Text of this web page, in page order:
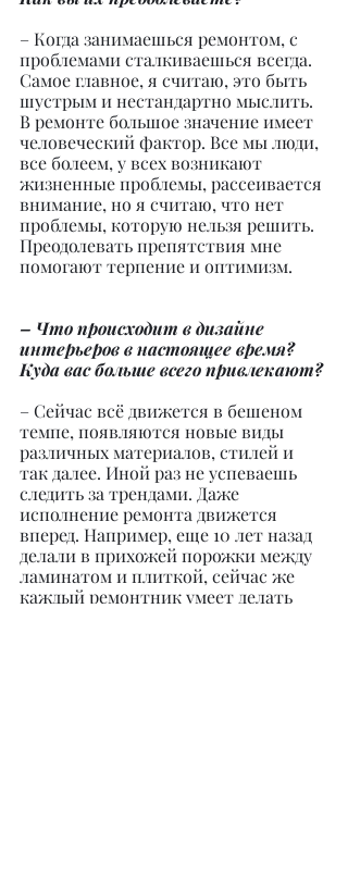
– Когда занимаешься ремонтом, с
проблемами сталкиваешься всегда.
Самое главное, я считаю, это быть
шустрым и нестандартно мыслить.
В ремонте большое значение имеет
человеческий фактор. Все мы люди,
все болеем, у всех возникают
жизненные проблемы, рассеивается
внимание, но я считаю, что нет
проблемы, которую нельзя решить.
Преодолевать препятствия мне
помогают терпение и оптимизм.
– Что происходит в дизайне
интерьеров в настоящее время?
Куда вас больше всего привлекают?
– Сейчас всё движется в бешеном
темпе, появляются новые виды
различных материалов, стилей и
так далее. Иной раз не успеваешь
следить за трендами. Даже
исполнение ремонта движется
вперед. Например, еще 10 лет назад
делали в прихожей порожки между
ламинатом и плиткой, сейчас же
каждый ремонтник умеет делать